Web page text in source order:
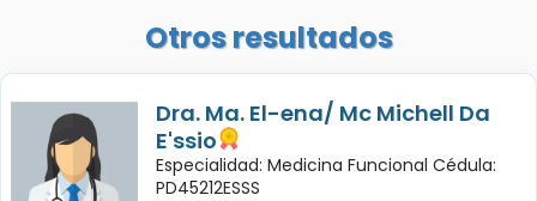
Otros resultados
Dra. Ma. El-ena/ Mc Michell Da
E'ssio
Especialidad: Medicina Funcional Cédula:
PD45212ESSS